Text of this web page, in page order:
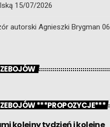
15/07/2026
autorski Agnieszki Brygman
***PROPOZYCJE***